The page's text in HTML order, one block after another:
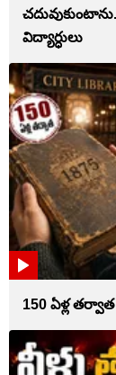
విద్యార్ధులు
150 ఏళ్ల తర్వాత